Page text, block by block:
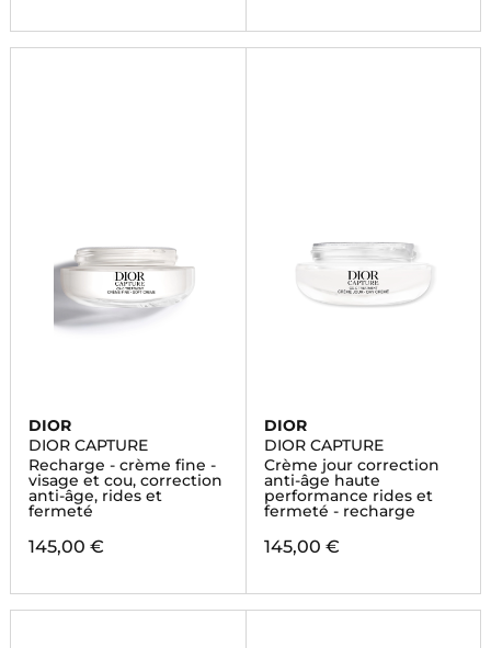
DIOR
DIOR CAPTURE
Recharge - crème fine -
visage et cou, correction
anti-âge, rides et
fermeté
145,00 €
DIOR
DIOR CAPTURE
Crème jour correction
anti-âge haute
performance rides et
fermeté - recharge
145,00 €